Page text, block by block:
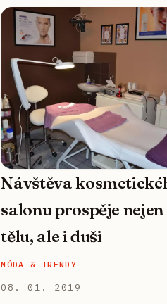
Návštěva
salonu prospěje nejen
tělu, ale i duši
MÓDA & TRENDY
08. 01. 2019